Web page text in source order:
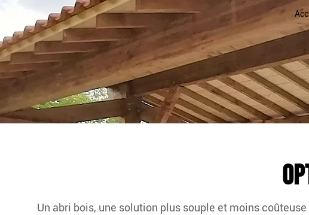
Un abri bois, une solution plus souple et moins